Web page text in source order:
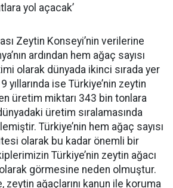
yol açacak’
Zeytin Konseyi’nin verilerine
ardından hem ağaç sayısı
olarak dünyada ikinci sırada yer
yıllarında ise Türkiye’nin zeytin
üretim miktarı 343 bin tonlara
üretim sıralamasında
Türkiye’nin hem ağaç sayısı
olarak bu kadar önemli bir
Türkiye’nin zeytin ağacı
görmesine neden olmuştur.
zeytin ağaçlarını kanun ile koruma